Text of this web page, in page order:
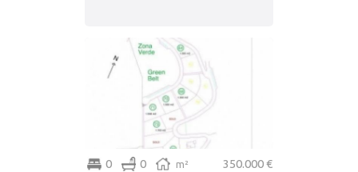
0 0 m² 350.000 €